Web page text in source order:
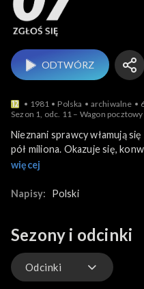
ODTWÓRZ
1981 Polska archiwalne
Sezon 1, odc. 11 – Wagon pocztowy
Nieznani sprawcy włamują
pół miliona. Okazuje się,
nasennym podanym w piwie.
By wykryć sprawcę, Borewicz
więcej
Napisy: Polski
Sezony i odcinki
Odcinki